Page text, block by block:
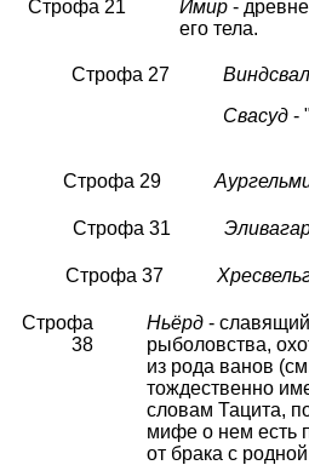
Строфа 21 Имир -
его тела.
Строфа 27
Свасуд -
Строфа 29
Строфа 31
Строфа 37
Строфа
38
Ньёрд -
рыболовства,
из рода ванов
тождественно
словам Тацита,
мифе о нем есть
от брака с